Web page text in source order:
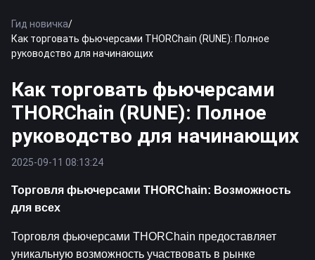
Гид новичка/
Как торговать фьючерсами THORChain (RUNE): Полное
руководство для начинающих
Как торговать фьючерсами
THORChain (RUNE): Полное
руководство для начинающих
2025-09-11 08:13:24
Торговля фьючерсами THORChain: Возможность
для всех
Торговля фьючерсами THORChain предоставляет
уникальную возможность участвовать в рынке